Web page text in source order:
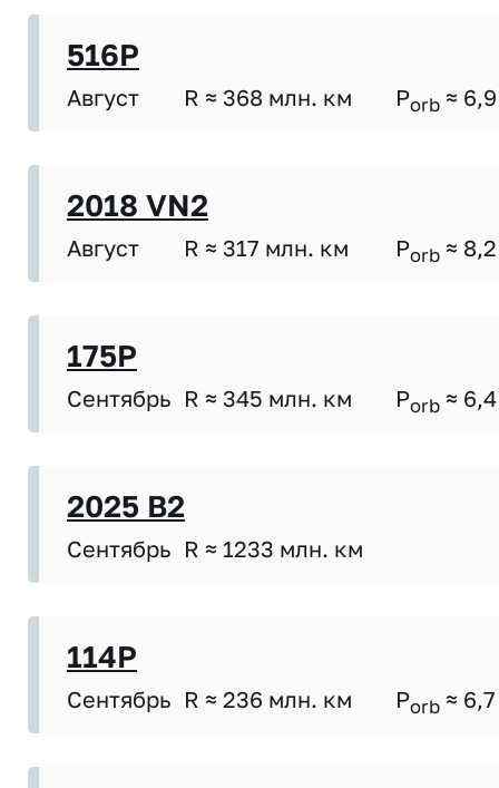
516P
Август R ≈ 368 млн. км Porb ≈ 6,9
2018 VN2
Август R ≈ 317 млн. км Porb ≈ 8,2
175P
Сентябрь R ≈ 345 млн. км Porb ≈ 6,4
2025 B2
Сентябрь R ≈ 1233 млн. км
114P
Сентябрь R ≈ 236 млн. км Porb ≈ 6,7